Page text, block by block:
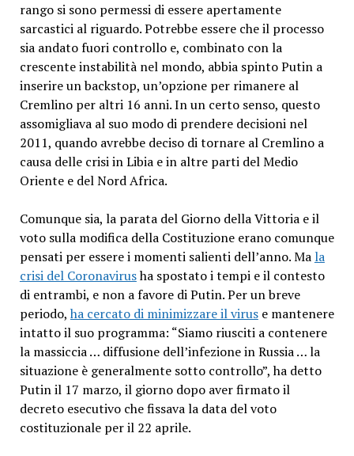
rango si sono permessi di essere apertamente
sarcastici al riguardo. Potrebbe essere che il processo
sia andato fuori controllo e, combinato con la
crescente instabilità nel mondo, abbia spinto Putin a
inserire un backstop, un’opzione per rimanere al
Cremlino per altri 16 anni. In un certo senso, questo
assomigliava al suo modo di prendere decisioni nel
2011, quando avrebbe deciso di tornare al Cremlino a
causa delle crisi in Libia e in altre parti del Medio
Oriente e del Nord Africa.
Comunque sia, la parata del Giorno della Vittoria e il
voto sulla modifica della Costituzione erano comunque
pensati per essere i momenti salienti dell’anno. Ma la
crisi del Coronavirusha spostato i tempi e il contesto
di entrambi, e non a favore di Putin. Per un breve
periodo, ha cercato di minimizzare il viruse mantenere
intatto il suo programma: “Siamo riusciti a contenere
la massiccia … diffusione dell’infezione in Russia … la
situazione è generalmente sotto controllo”, ha detto
Putin il 17 marzo, il giorno dopo aver firmato il
decreto esecutivo che fissava la data del voto
costituzionale per il 22 aprile.